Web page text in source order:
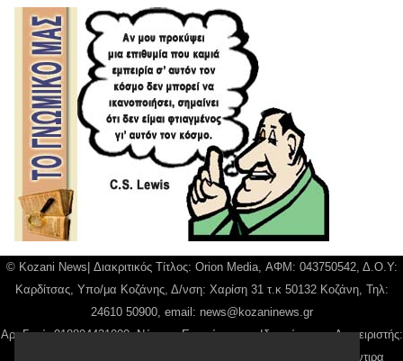
© Kozani News| Διακριτικός Τίτλος: Orion Media, ΑΦΜ: 043750542, Δ.Ο.Υ:
Καρδίτσας, Υπο/μα Κοζάνης, Δ/νση: Χαρίση 31 τ.κ 50132 Κοζάνη, Τηλ:
24610 50900, email: news@kozaninews.gr
Αρ. Γεμή: 018804431000, Νόμιμος Εκπρόσωπος, Ιδιοκτήτης και Διαχειριστής:
Παναγιώτης Φιλίππου, Διευθύντρια: Γιαννουσά Βασιλική, Διευθύντιρα